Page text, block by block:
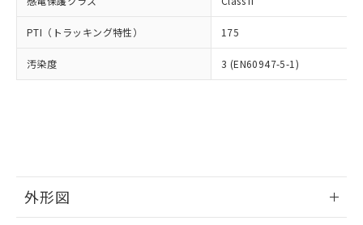
PTI（トラッキング特性） 175
汚染度 3 (EN60947-5-1)
外形図
在庫状況および標準価格結果を当社の
事前の承諾なく第三者に漏洩または開
示しないようお願いします。
マイパーツ機能（部品リスト作成サー
および当社の共同利用者が、当社の製
※2 対応予定月
部品在庫の切り替え状況などにより、予定
月が前後することがあります。
とができます。
「ｅ」：有害物質（10物質）のすべてが基
準値以下であることを示します。
「10」：通常の使用状況下において有害物
質が外部に漏えいし、環境に深刻な影響を
当社は、貴社製品を第三者に販売する
場合は、上記1、2および3の内容を当
該第三者に通知します。また当社は、
販売先および販売に係わる関係者が違
法に輸出するおそれがある場合は、取
機器販売店・当社販売員にご確
認ください)
受注生産機種、また在庫状況の